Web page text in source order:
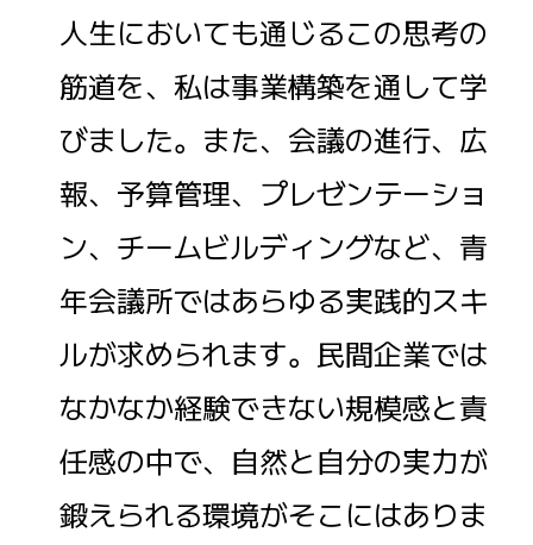
人生においても通じるこの思考の
筋道を、私は事業構築を通して学
びました。また、会議の進行、広
報、予算管理、プレゼンテーショ
ン、チームビルディングなど、青
年会議所ではあらゆる実践的スキ
ルが求められます。民間企業では
なかなか経験できない規模感と責
任感の中で、自然と自分の実力が
鍛えられる環境がそこにはありま